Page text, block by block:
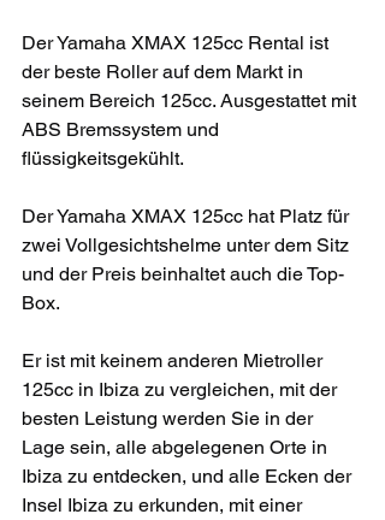
Der Yamaha XMAX 125cc Rental ist
der beste Roller auf dem Markt in
seinem Bereich 125cc. Ausgestattet mit
ABS Bremssystem und
flüssigkeitsgekühlt.
Der Yamaha XMAX 125cc hat Platz für
zwei Vollgesichtshelme unter dem Sitz
und der Preis beinhaltet auch die Top-
Box.
Er ist mit keinem anderen Mietroller
125cc in Ibiza zu vergleichen, mit der
besten Leistung werden Sie in der
Lage sein, alle abgelegenen Orte in
Ibiza zu entdecken, und alle Ecken der
Insel Ibiza zu erkunden, mit einer